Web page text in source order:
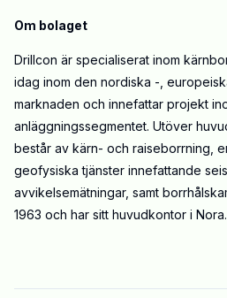
Om bolaget
Drillcon är specialiserat inom
idag inom den nordiska -,
marknaden och innefattar projekt
anläggningssegmentet. Utöver
består av kärn- och raiseborrning,
geofysiska tjänster innefattande
avvikelsemätningar, samt
1963 och har sitt huvudkontor i Nora.